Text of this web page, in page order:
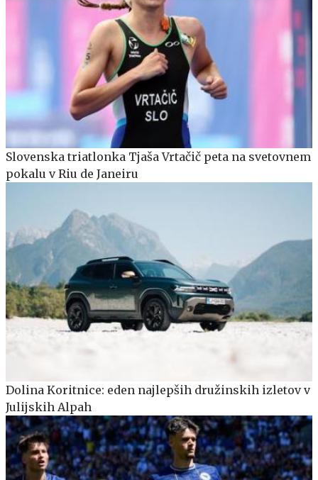
Slovenska triatlonka Tjaša Vrtačič peta na svetovnem
pokalu v Riu de Janeiru
Dolina Koritnice: eden najlepših družinskih izletov v
Julijskih Alpah